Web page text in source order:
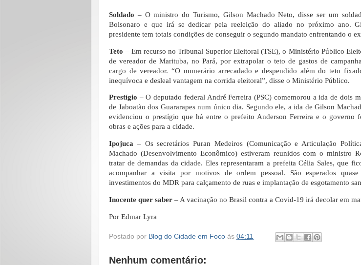
Soldado – O ministro do Turismo, Gilson Machado Neto, disse ser um
Bolsonaro e que irá se dedicar pela reeleição do aliado no próximo ano.
presidente tem totais condições de conseguir o segundo mandato enfrentando o
Teto – Em recurso no Tribunal Superior Eleitoral (TSE), o Ministério Público
de vereador de Marituba, no Pará, por extrapolar o teto de gastos de
cargo de vereador. “O numerário arrecadado e despendido além do teto
inequívoca e desleal vantagem na corrida eleitoral”, disse o Ministério Público.
Prestígio – O deputado federal André Ferreira (PSC) comemorou a ida de dois
de Jaboatão dos Guararapes num único dia. Segundo ele, a ida de Gilson
evidenciou o prestígio que há entre o prefeito Anderson Ferreira e o governo
obras e ações para a cidade.
Ipojuca – Os secretários Puran Medeiros (Comunicação e Articulação
Machado (Desenvolvimento Econômico) estiveram reunidos com o ministro
tratar de demandas da cidade. Eles representaram a prefeita Célia Sales, que
acompanhar a visita por motivos de ordem pessoal. São esperados
investimentos do MDR para calçamento de ruas e implantação de esgotamento
Inocente quer saber – A vacinação no Brasil contra a Covid-19 irá decolar em
Por Edmar Lyra
Postado por Blog do Cidade em Foco às 04:11
Nenhum comentário: